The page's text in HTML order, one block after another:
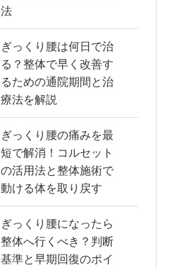
法
ぎっくり腰は何日で治
る？整体で早く改善す
るための通院期間と治
療法を解説
ぎっくり腰の痛みを最
短で解消！コルセット
の活用法と整体施術で
動ける体を取り戻す
ぎっくり腰になったら
整体へ行くべき？判断
基準と早期回復のポイ